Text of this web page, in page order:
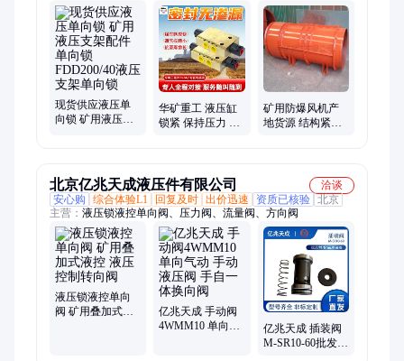
机、炮泥机、刮板输送机、道岔、污水泵、枕木、平台灯、电控
箱、g10风镐、道夹板、三用阀、电机车、扒渣机、封孔器、挡
车器、振动筛、喷浆机、除铁器、密闭罐、给煤机、雾炮机、凿
岩机
现货供应液压单
向锁 矿用液压支
华矿重工 液压缸
锁紧 保持压力 矿
矿用防爆风机产
地货源 结构紧凑
北京亿兆天成液压件有限公司
洽谈
安心购
综合体验L1 回复及时 出价迅速 资质已核验 北京
主营： 液压锁液控单向阀、压力阀、流量阀、方向阀
液压锁液控单向
阀 矿用叠加式液
亿兆天成 手动阀
4WMM10 单向气
亿兆天成 插装阀
M-SR10-60批发液